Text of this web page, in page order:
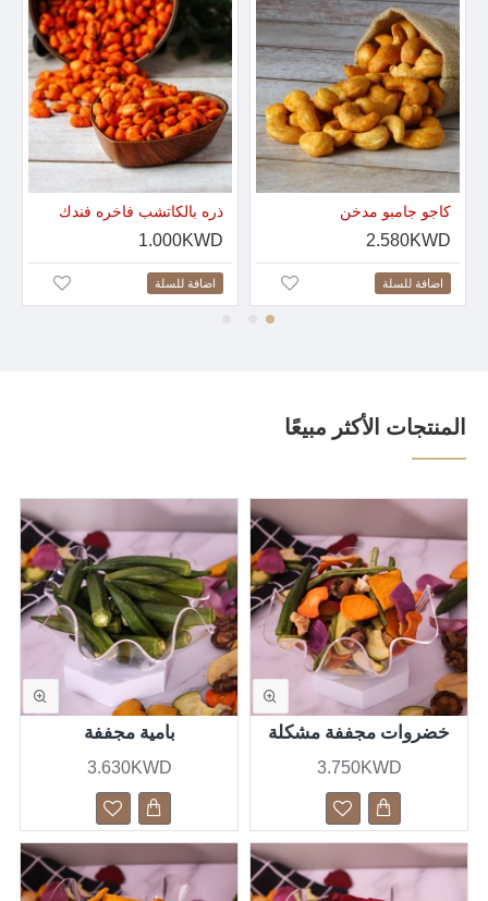
بالقلي وتعتبر الأنواع المخبوزة منها سناك مناسب للأشخاص الذين يتبعون
نظام حمية غذائية .
قد تكون المكسرات أقل سعرات حرارية من غيرها ولكن هذا لا يعني أن
تكون الوجبة الأساسية نتناولها بين الوجبات ولا سيما عند اتباع حمية
غذائية, فضلاً إلى أنه يجب الانتباه إلى الملونات التي تستخدم في تلوينها.
بشكل عام هي وجبة مسلية بين الوجبات على أن لا يتم الاكثار منها.
كاجو جامبو مدخن
2.580KWD
اضافة للسلة
ذره بالكاتشب فاخره فندك
1.000KWD
اضافة للسلة
المنتجات الأكثر مبيعًا
خضروات مجففة مشكلة
3.750KWD
بامية مجففة
3.630KWD